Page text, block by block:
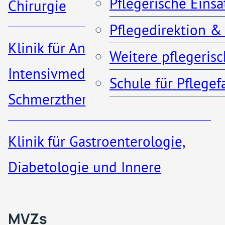
Anfahrt & Parken
Kontakt
Chirurgie
Klinik für Anästhesiologie,
Intensivmedizin und
Schmerztherapie
Klinik für Gastroenterologie,
Diabetologie und Innere
Pflegedirektion
Weitere
Schule für
MVZs & ambulante
MVZs
Besuch oder Aufenthalt bei
uns so reibungslos und
angenehm wie möglich
verläuft.
StartseitePatienten und Besucher